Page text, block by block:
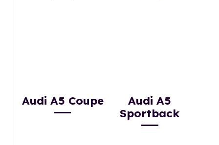
Audi A5 Coupe
Audi A5
Sportback